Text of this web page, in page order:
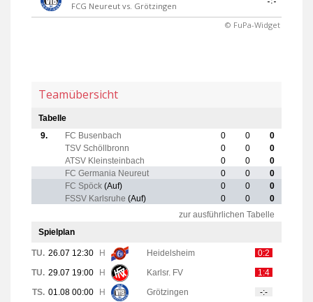
FCG Neureut vs. Grötzingen
© FuPa-Widget
Teamübersicht
Tabelle
9.
FC Busenbach 0 0
0
TSV Schöllbronn
0 0
0
ATSV Kleinsteinbach
0 0
0
FC Germania Neureut
0 0
0
FC Spöck (Auf) 0 0
0
FSSV Karlsruhe (Auf) 0 0
0
zur ausführlichen Tabelle
Spielplan
TU. 26.07 12:30 H Heidelsheim
0:2
TU. 29.07 19:00 H Karlsr. FV
1:4
TS. 01.08 00:00 H Grötzingen
-:-